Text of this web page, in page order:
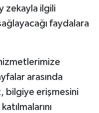
zekayla ilgili
faydalara
arasında
bilgiye erişmesini